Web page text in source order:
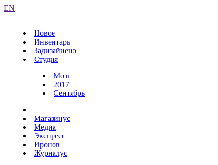
EN
Новое
Инвентарь
Задизайнено
Студия
Мозг
2017
Сентябрь
Магазинус
Медиа
Экспресс
Иронов
Журналус